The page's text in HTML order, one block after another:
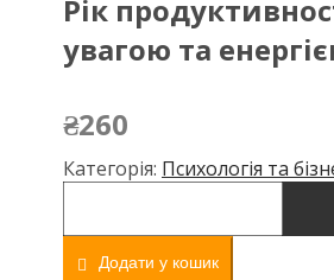
Рік
увагою та
₴260
Категорія: Психологія та
Додати у кошик